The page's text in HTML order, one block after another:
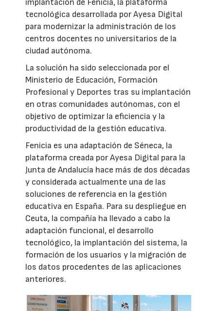
implantación de Fenicia, la plataforma
tecnológica desarrollada por Ayesa Digital
para modernizar la administración de los
centros docentes no universitarios de la
ciudad autónoma.
La solución ha sido seleccionada por el
Ministerio de Educación, Formación
Profesional y Deportes tras su implantación
en otras comunidades autónomas, con el
objetivo de optimizar la eficiencia y la
productividad de la gestión educativa.
Fenicia es una adaptación de Séneca, la
plataforma creada por Ayesa Digital para la
Junta de Andalucía hace más de dos décadas
y considerada actualmente una de las
soluciones de referencia en la gestión
educativa en España. Para su despliegue en
Ceuta, la compañía ha llevado a cabo la
adaptación funcional, el desarrollo
tecnológico, la implantación del sistema, la
formación de los usuarios y la migración de
los datos procedentes de las aplicaciones
anteriores.